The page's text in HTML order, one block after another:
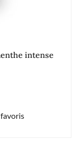
intense